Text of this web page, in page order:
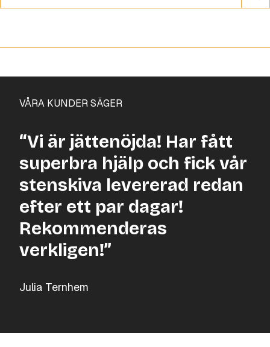
VÅRA KUNDER SÄGER
“Vi är jättenöjda! Har fått
superbra hjälp och fick vår
stenskiva levererad redan
efter ett par dagar!
Rekommenderas
verkligen!”
Julia Ternhem